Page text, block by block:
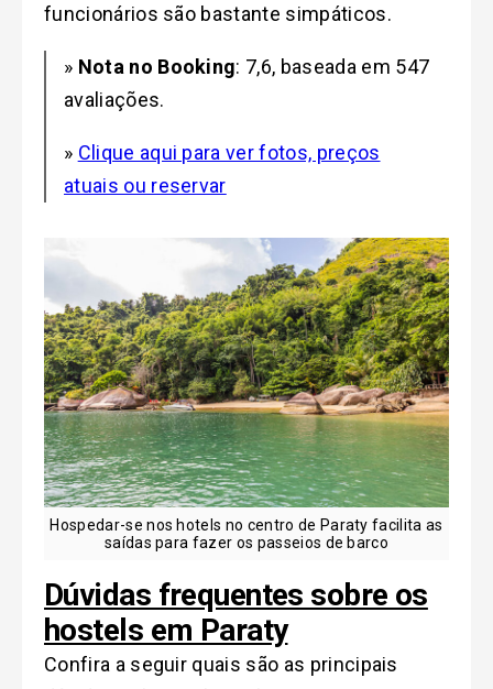
funcionários são bastante simpáticos.
» Nota no Booking: 7,6, baseada em 547
avaliações.
» Clique aqui para ver fotos, preços
atuais ou reservar
Hospedar-se nos hotels no centro de Paraty facilita as
saídas para fazer os passeios de barco
Dúvidas frequentes sobre os
hostels em Paraty
Confira a seguir quais são as principais